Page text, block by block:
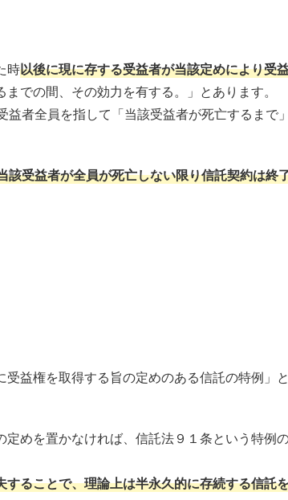
時以後に現に存する受益者が当該定めにより受
での間、その効力を有する。」とあります。
者全員を指して「当該受益者が死亡するまで
受益者が全員が死亡しない限り信託契約は終
益権を取得する旨の定めのある信託の特例」
めを置かなければ、信託法９１条という特例
することで、理論上は半永久的に存続する信託